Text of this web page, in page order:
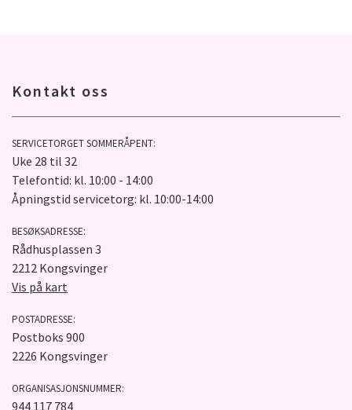
Kontakt oss
SERVICETORGET SOMMERÅPENT:
Uke 28 til 32
Telefontid: kl. 10:00 - 14:00
Åpningstid servicetorg: kl. 10:00-14:00
BESØKSADRESSE:
Rådhusplassen 3
2212 Kongsvinger
Vis på kart
POSTADRESSE:
Postboks 900
2226 Kongsvinger
ORGANISASJONSNUMMER:
944 117 784